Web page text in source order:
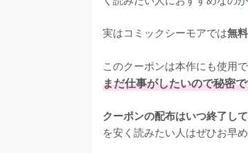
実はコミックシーモアでは無
このクーポンは本作にも使用
まだ仕事がしたいので秘密
クーポンの配布はいつ終了し
を安く読みたい人はぜひお早